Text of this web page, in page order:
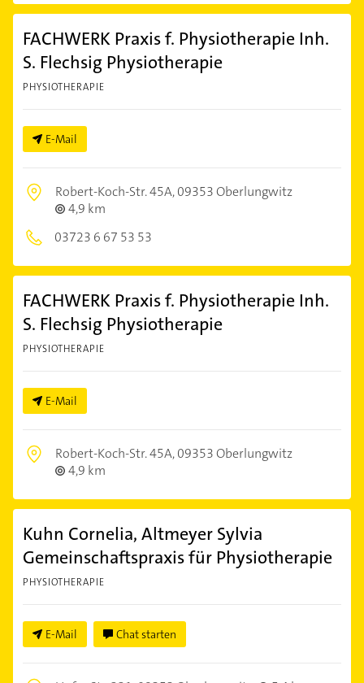
FACHWERK Praxis f. Physiotherapie Inh.
S. Flechsig Physiotherapie
PHYSIOTHERAPIE
E-Mail
Robert-Koch-Str. 45A,09353 Oberlungwitz
4,9 km
03723 6 67 53 53
FACHWERK Praxis f. Physiotherapie Inh.
S. Flechsig Physiotherapie
PHYSIOTHERAPIE
E-Mail
Robert-Koch-Str. 45A,09353 Oberlungwitz
4,9 km
Kuhn Cornelia, Altmeyer Sylvia
Gemeinschaftspraxis für Physiotherapie
PHYSIOTHERAPIE
E-Mail Chat starten